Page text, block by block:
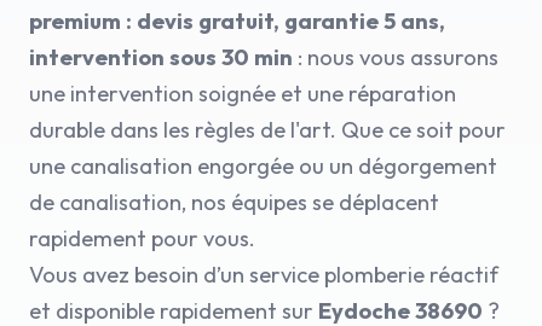
premium : devis gratuit, garantie 5 ans,
intervention sous 30 min : nous vous assurons
une intervention soignée et une réparation
durable dans les règles de l'art. Que ce soit pour
une canalisation engorgée ou un dégorgement
de canalisation, nos équipes se déplacent
rapidement pour vous.
Vous avez besoin d’un service plomberie réactif
et disponible rapidement sur Eydoche 38690 ?